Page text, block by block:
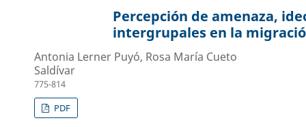
Percepción de amenaza,
intergrupales en la
Antonia Lerner Puyó, Rosa María Cueto
Saldívar
775-814
PDF